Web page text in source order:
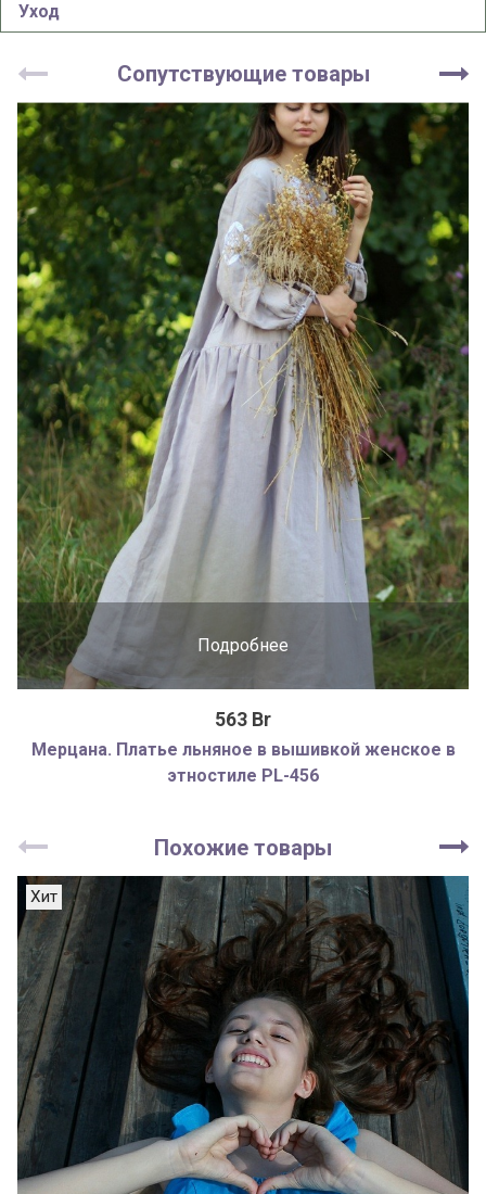
Уход
Сопутствующие товары
Подробнее
563 Br
Мерцана. Платье льняное в вышивкой женское в
этностиле PL-456
Похожие товары
Хит